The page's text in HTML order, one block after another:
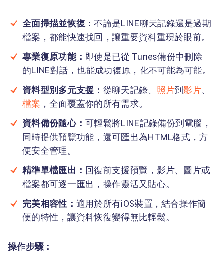
全面掃描並恢復：不論是LINE聊天記錄還是過期
檔案，都能快速找回，讓重要資料重現於眼前。
專業復原功能： 即使是已從iTunes備份中刪除
的LINE對話，也能成功復原，化不可能為可能。
資料型別多元支援： 從聊天記錄、 照片到影片、
檔案 ，全面覆蓋你的所有需求。
資料備份隨心：可輕鬆將LINE記錄備份到電腦，
同時提供預覽功能，還可匯出為HTML格式，方
便安全管理。
精準單檔匯出： 回復前支援預覽，影片、圖片或
檔案都可逐一匯出，操作靈活又貼心。
完美相容性： 適用於所有iOS裝置，結合操作簡
便的特性，讓資料恢復變得無比輕鬆。
操作步驟：